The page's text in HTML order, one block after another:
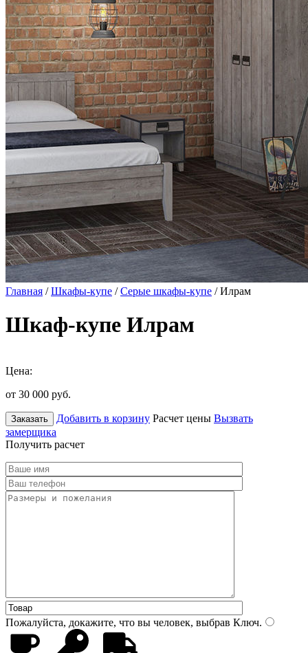
Главная /Шкафы-купе /Серые шкафы-купе / Илрам
Шкаф-купе Илрам
Цена:
от 30 000 руб.
Заказать Добавить в корзину Расчет цены Вызвать
замерщика
Получить расчет
Пожалуйста, докажите, что вы человек, выбрав Ключ.